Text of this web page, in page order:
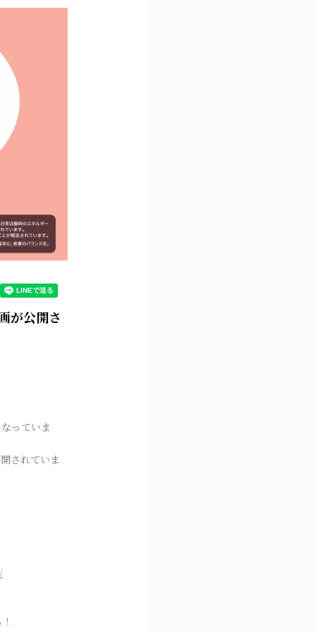
が公開さ
っていま
されていま